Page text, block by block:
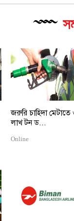
জরুরি চাহিদা মেটাতে
লাখ টন ড...
Online